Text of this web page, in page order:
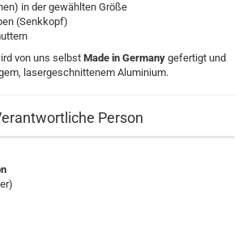
in der gewählten Größe
(Senkkopf)
von uns selbst Made in Germany gefertigt und
lasergeschnittenem Aluminium.
Person